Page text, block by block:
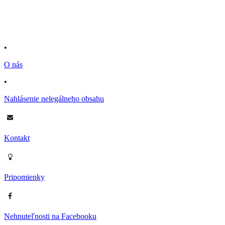
•
O nás
•
Nahlásenie nelegálneho obsahu
Kontakt
Pripomienky
Nehnuteľnosti na Facebooku